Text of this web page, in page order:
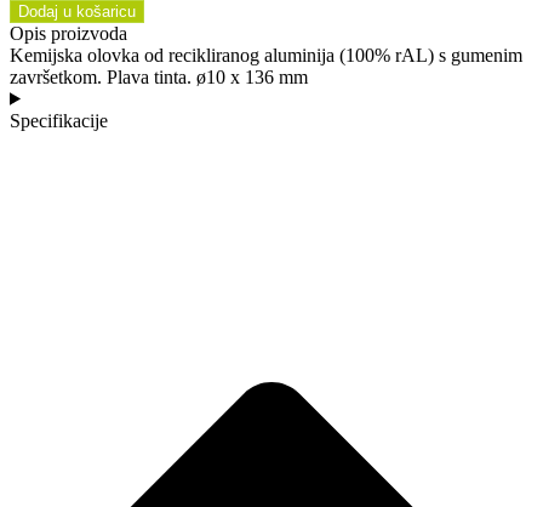
Dodaj u košaricu
Opis proizvoda
Kemijska olovka od recikliranog aluminija (100% rAL) s gumenim
završetkom. Plava tinta. ø10 x 136 mm
Specifikacije